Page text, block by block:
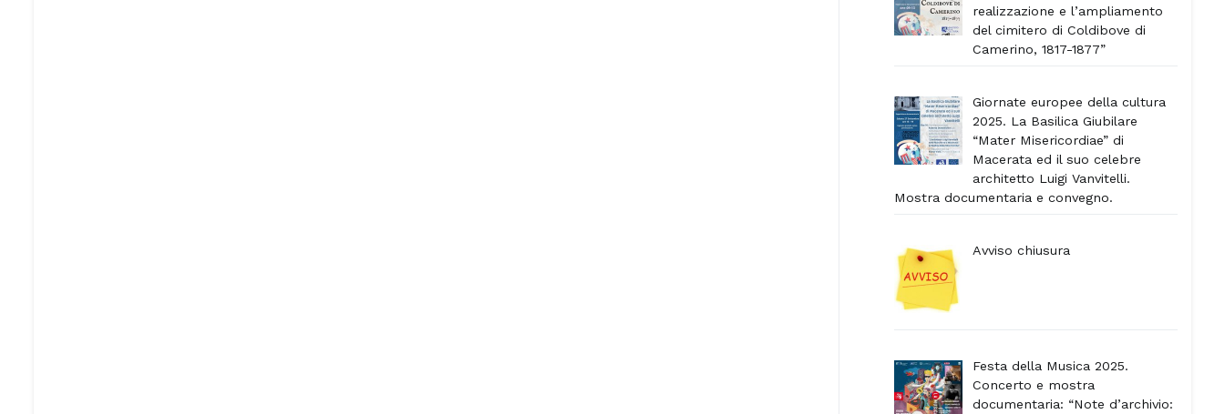
realizzazione e l’ampliamento
del cimitero di Coldibove di
Camerino, 1817-1877”
Giornate europee della cultura
2025. La Basilica Giubilare
“Mater Misericordiae” di
Macerata ed il suo celebre
architetto Luigi Vanvitelli.
Mostra documentaria e convegno.
Avviso chiusura
Festa della Musica 2025.
Concerto e mostra
documentaria: “Note d’archivio: